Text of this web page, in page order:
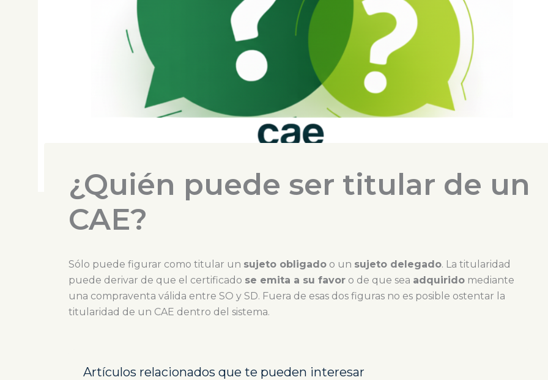
¿Quién puede ser titular de un
CAE?
Sólo puede figurar como titular un sujeto obligado o un sujeto delegado. La titularidad
puede derivar de que el certificado se emita a su favor o de que sea adquirido mediante
una compraventa válida entre SO y SD. Fuera de esas dos figuras no es posible ostentar la
titularidad de un CAE dentro del sistema.
Artículos relacionados que te pueden interesar